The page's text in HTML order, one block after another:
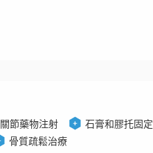
關節藥物注射 石膏和膠托固定
骨質疏鬆治療